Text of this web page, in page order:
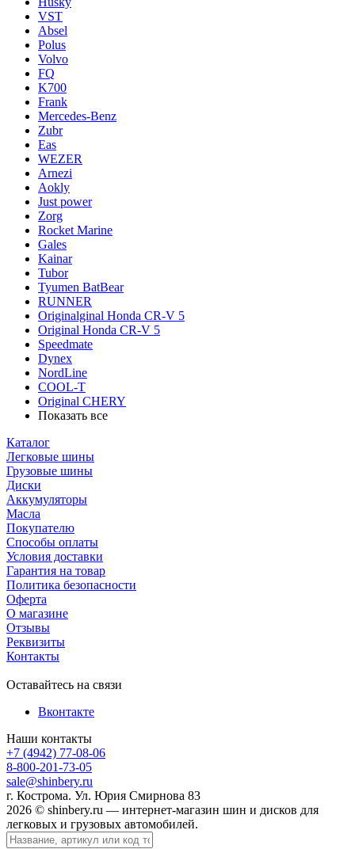
VST
Absel
Polus
Volvo
FQ
K700
Frank
Mercedes-Benz
Zubr
Eas
WEZER
Arnezi
Aokly
Just power
Zorg
Rocket Marine
Gales
Kainar
Tubor
Tyumen BatBear
RUNNER
Originalginal Honda CR-V 5
Original Honda CR-V 5
Speedmate
Dynex
NordLine
COOL-T
Original СHERY
Показать все
Каталог
Легковые шины
Грузовые шины
Диски
Аккумуляторы
Масла
Покупателю
Способы оплаты
Условия доставки
Гарантия на товар
Политика безопасности
Оферта
О магазине
Отзывы
Реквизиты
Контакты
Оставайтесь на связи
Вконтакте
Наши контакты
+7 (4942) 77-08-06
8-800-201-73-05
sale@shinbery.ru
г. Кострома. Ул. Юрия Смирнова 83
2026 © shinbery.ru — интернет-магазин шин и дисков для
легковых и грузовых автомобилей.